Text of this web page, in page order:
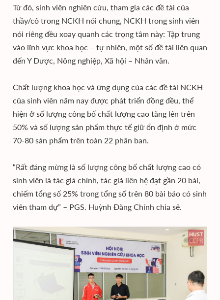
Từ đó, sinh viên nghiên cứu, tham gia các đề tài của
thầy/cô trong NCKH nói chung, NCKH trong sinh viên
nói riêng đều xoay quanh các trọng tâm này: Tập trung
vào lĩnh vực khoa học – tự nhiên, một số đề tài liên quan
đến Y Dược, Nông nghiệp, Xã hội – Nhân văn.
Chất lượng khoa học và ứng dụng của các đề tài NCKH
của sinh viên năm nay được phát triển đồng đều, thể
hiện ở số lượng công bố chất lượng cao tăng lên trên
50% và số lượng sản phẩm thực tế giữ ổn định ở mức
70-80 sản phẩm trên toàn 22 phân ban.
“Rất đáng mừng là số lượng công bố chất lượng cao có
sinh viên là tác giả chính, tác giả liên hệ đạt gần 20 bài,
chiếm tổng số 25% trong tổng số trên 80 bài báo có sinh
viên tham dự” – PGS. Huỳnh Đăng Chính chia sẻ.